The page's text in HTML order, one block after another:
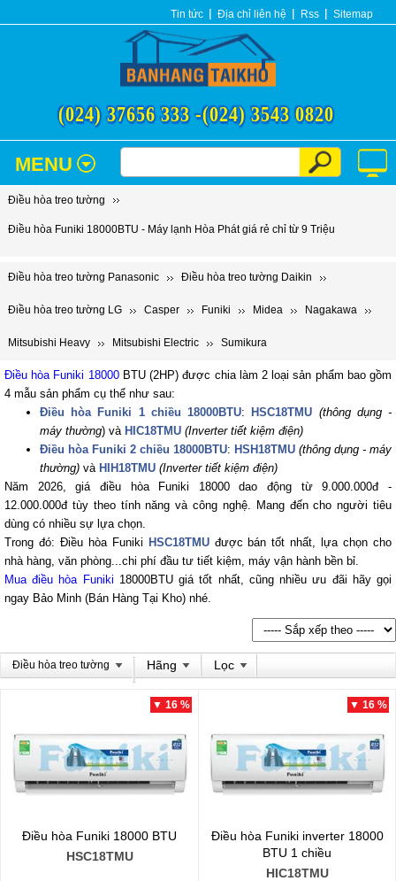
Tin tức Địa chỉ liên hệ Rss Sitemap
(024) 37656 333 -(024) 3543 0820
MENU
Điều hòa treo tường
Điều hòa Funiki 18000BTU - Máy lạnh Hòa Phát giá rẻ chỉ từ 9 Triệu
Điều hòa treo tường Panasonic Điều hòa treo tường Daikin
Điều hòa treo tường LG Casper Funiki Midea Nagakawa
Mitsubishi Heavy Mitsubishi Electric Sumikura
Điều hòa Funiki 18000BTU (2HP) được chia làm 2 loại sản phẩm bao gồm
4 mẫu sản phẩm cụ thể như sau:
Điều hòa Funiki 1 chiều 18000BTU: HSC18TMU (thông dụng -
máy thường) và HIC18TMU (Inverter tiết kiệm điện)
Điều hòa Funiki 2 chiều 18000BTU: HSH18TMU (thông dụng - máy
thường) và HIH18TMU (Inverter tiết kiệm điện)
Năm 2026, giá điều hòa Funiki 18000 dao động từ 9.000.000đ -
12.000.000đ tùy theo tính năng và công nghệ. Mang đến cho người tiêu
dùng có nhiều sự lựa chọn.
Trong đó: Điều hòa Funiki HSC18TMUđược bán tốt nhất, lựa chọn cho
nhà hàng, văn phòng...chi phí đầu tư tiết kiệm, máy vận hành bền bỉ.
Mua điều hòa Funiki 18000BTU giá tốt nhất, cũng nhiều ưu đãi hãy gọi
ngay Bảo Minh (Bán Hàng Tại Kho) nhé.
Điều hòa treo tường Hãng Lọc
▼ 16 %
Điều hòa Funiki 18000 BTU
HSC18TMU
▼ 16 %
Điều hòa Funiki inverter 18000
BTU 1 chiều
HIC18TMU